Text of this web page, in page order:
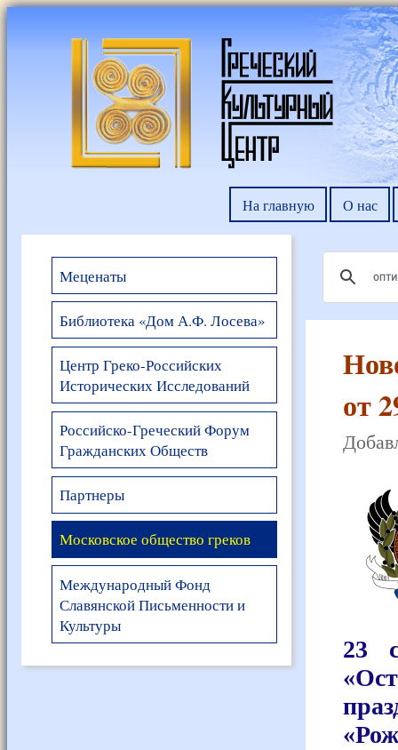
На главную О нас
Меценаты
Библиотека «Дом А.Ф. Лосева»
Центр Греко-Российских
Исторических Исследований
Российско-Греческий Форум
Гражданских Обществ
Партнеры
Московское общество греков
Международный Фонд
Славянской Письменности и
Культуры
от
23